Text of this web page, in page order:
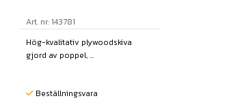
Art. nr: 143781
Hög-kvalitativ plywoodskiva
gjord av poppel, ...
Beställningsvara